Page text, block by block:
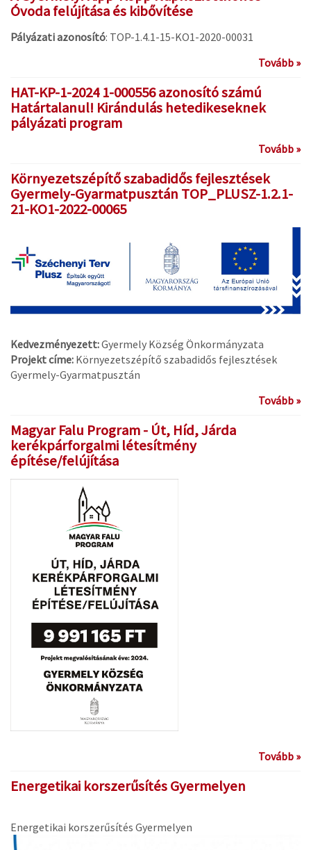
Óvoda felújítása és kibővítése
Pályázati azonosító: TOP-1.4.1-15-KO1-2020-00031
Tovább »
HAT-KP-1-2024 1-000556 azonosító számú
Határtalanul! Kirándulás hetedikeseknek
pályázati program
Tovább »
Környezetszépítő szabadidős fejlesztések
Gyermely-Gyarmatpusztán TOP_PLUSZ-1.2.1-
21-KO1-2022-00065
Kedvezményezett:Gyermely Község Önkormányzata
Projekt címe: Környezetszépítő szabadidős fejlesztések
Gyermely-Gyarmatpusztán
Tovább »
Magyar Falu Program - Út, Híd, Járda
kerékpárforgalmi létesítmény
építése/felújítása
Tovább »
Energetikai korszerűsítés Gyermelyen
Energetikai korszerűsítés Gyermelyen